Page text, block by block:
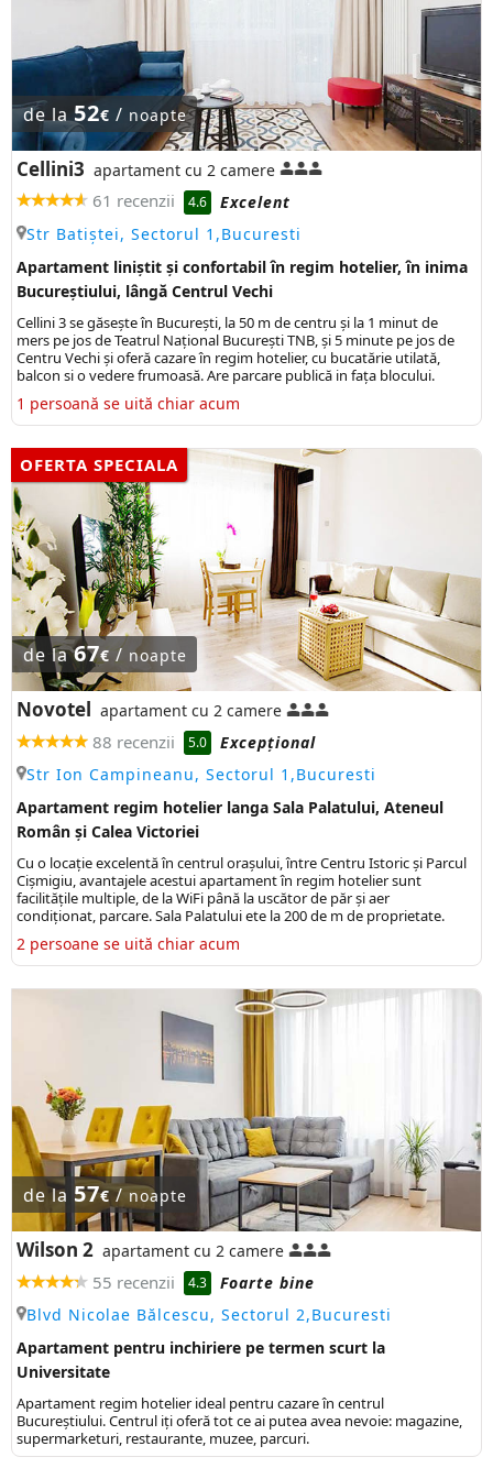
de la52€ / noapte
Cellini3 apartament cu 2 camere
61 recenzii 4.6
Excelent
Str Batiștei, Sectorul 1,Bucuresti
Apartament liniștit și confortabil în regim hotelier, în inima
Bucureștiului, lângă Centrul Vechi
Cellini 3 se găsește în București, la 50 m de centru și la 1 minut de
mers pe jos de Teatrul Național București TNB, și 5 minute pe jos de
Centru Vechi și oferă cazare în regim hotelier, cu bucatărie utilată,
balcon si o vedere frumoasă. Are parcare publică in fața blocului.
1 persoană se uită chiar acum
OFERTA SPECIALA
de la67€ / noapte
Novotel apartament cu 2 camere
88 recenzii 5.0
Excepţional
Str Ion Campineanu, Sectorul 1,Bucuresti
Apartament regim hotelier langa Sala Palatului, Ateneul
Român și Calea Victoriei
Cu o locație excelentă în centrul orașului, între Centru Istoric și Parcul
Cișmigiu, avantajele acestui apartament în regim hotelier sunt
facilitățile multiple, de la WiFi până la uscător de păr și aer
condiționat, parcare. Sala Palatului ete la 200 de m de proprietate.
2 persoane se uită chiar acum
de la 57€/ noapte
Wilson 2 apartament cu 2 camere
55 recenzii 4.3
Foarte bine
Blvd Nicolae Bălcescu, Sectorul 2,Bucuresti
Apartament pentru inchiriere pe termen scurt la
Universitate
Apartament regim hotelier ideal pentru cazare în centrul
Bucureștiului. Centrul iți oferă tot ce ai putea avea nevoie: magazine,
supermarketuri, restaurante, muzee, parcuri.